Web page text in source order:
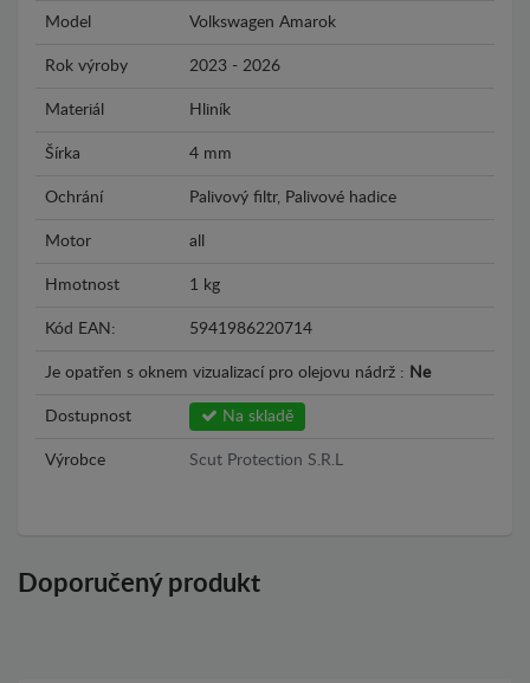
Model Volkswagen Amarok
Rok výroby 2023 - 2026
Materiál Hliník
Šírka 4 mm
Ochrání Palivový filtr, Palivové hadice
Motor all
Hmotnost 1 kg
Kód EAN: 5941986220714
Je opatřen s oknem vizualizací pro olejovu nádrž : Ne
Dostupnost Na skladě
Výrobce Scut Protection S.R.L
Doporučený produkt